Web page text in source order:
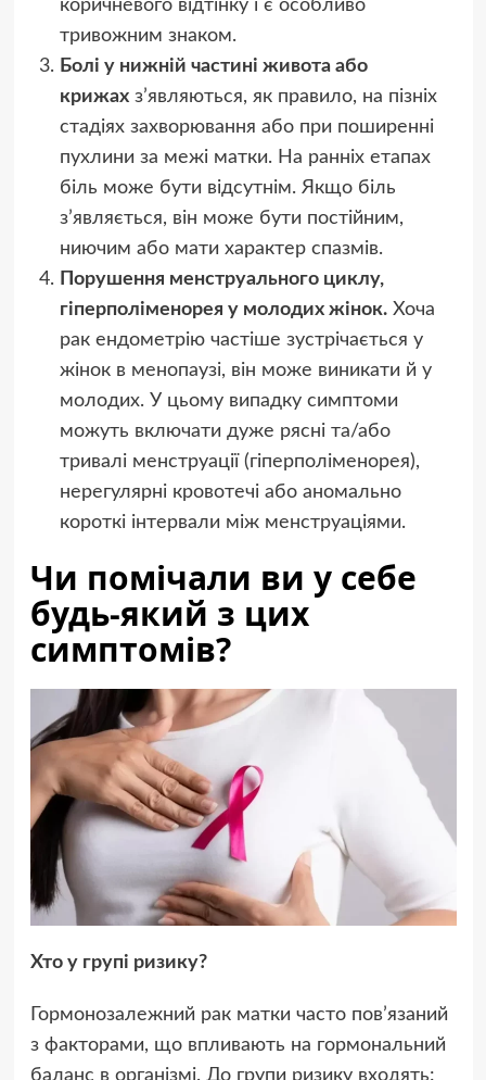
коричневого відтінку і є особливо
тривожним знаком.
Болі у нижній частині живота або
крижахз’являються, як правило, на пізніх
стадіях захворювання або при поширенні
пухлини за межі матки. На ранніх етапах
біль може бути відсутнім. Якщо біль
з’являється, він може бути постійним,
ниючим або мати характер спазмів.
Порушення менструального циклу,
гіперполіменорея у молодих жінок.Хоча
рак ендометрію частіше зустрічається у
жінок в менопаузі, він може виникати й у
молодих. У цьому випадку симптоми
можуть включати дуже рясні та/або
тривалі менструації (гіперполіменорея),
нерегулярні кровотечі або аномально
короткі інтервали між менструаціями.
Чи помічали ви у себе
будь-який з цих
симптомів?
Хто у групі ризику?
Гормонозалежний рак матки часто пов’язаний
з факторами, що впливають на гормональний
баланс в організмі. До групи ризику входять: